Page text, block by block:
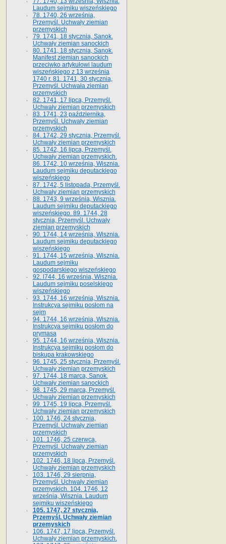
Laudum sejmiku wiszeńskiego
78. 1740, 26 września,
Przemyśl. Uchwały ziemian
przemyskich
79. 1741, 18 stycznia, Sanok.
Uchwały ziemian sanockich
80. 1741, 18 stycznia, Sanok.
Manifest ziemian sanockich
przeciwko artykułowi laudum
wiszeńskiego z 13 wrze­śnia
1740 r. 81. 1741, 30 stycznia,
Przemyśl. Uchwała ziemian
przemyskich
82. 1741, 17 lipca, Przemyśl.
Uchwały ziemian przemyskich
83. 1741, 23 października,
Przemyśl. Uchwały ziemian
przemyskich
84. 1742, 29 stycznia, Przemyśl.
Uchwały ziemian przemyskich
85. 1742, 16 lipca, Przemyśl.
Uchwały ziemian przemyskich.
86. 1742, 10 września, Wisznia.
Laudum sejmiku deputackiego
wiszeńskiego
87. 1742, 5 listopada, Przemyśl.
Uchwały ziemian przemyskich
88. 1743, 9 września, Wisznia.
Laudum sejmiku deputackiego
wiszeńskiego. 89. 1744, 28
stycznia, Przemyśl. Uchwały
ziemian przemyskich
90. 1744, 14 września, Wisznia.
Laudum sejmiku deputackiego
wiszeńskiego
91. 1744, 15 września, Wisznia.
Laudum sejmiku
gospodarskiego wiszeńskiego
92. l744, 16 września, Wisznia.
Laudum sejmiku poselskiego
wiszeńskiego
93. 1744, 16 września, Wisznia.
Instrukcya sejmiku posłom na
sejm
94. 1744, 16 września, Wisznia.
Instrukcya sejmiku posłom do
prymasa
95. 1744, 16 września, Wisznia.
Instrukcya sejmiku posłom do
biskupa krakowskiego
96. 1745, 25 stycznia, Przemyśl.
Uchwały ziemian przemyskich
97. 1744, 18 marca, Sanok.
Uchwały ziemian sanockich
98. 1745, 29 marca, Przemyśl.
Uchwały ziemian przemyskich
99. 1745, 19 lipca, Przemyśl.
Uchwały ziemian przemyskich
100. 1746, 24 stycznia,
Przemyśl. Uchwały ziemian
przemyskich
101. 1746, 25 czerwca,
Przemyśl. Uchwały ziemian
przemyskich
102. 1746, 18 lipca, Przemyśl.
Uchwały ziemian przemyskich
103. 1746, 29 sierpnia,
Przemyśl. Uchwały ziemian
przemyskich. 104. 1746, 12
września, Wisznia. Laudum
sejmiku wiszeńskiego
105. 1747, 27 stycznia,
Przemyśl. Uchwały ziemian
przemyskich
106. 1747, 17 lipca, Przemyśl.
Uchwały ziemian przemyskich.